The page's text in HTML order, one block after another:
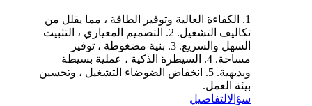
1. الكفاءة العالية وتوفير الطاقة ، مما يقلل من
تكاليف التشغيل. 2. التصميم المعياري ، التثبيت
السهل والسريع. 3. بنية مضغوطة ، توفير
مساحة. 4. السيطرة الذكية ، عملية بسيطة
وبديهية. 5. انخفاض الضوضاء التشغيل ، وتحسين
بيئة العمل.
سؤالالتفاصيل